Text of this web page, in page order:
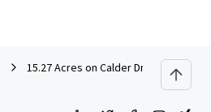
15.27 Acres on Calder Drive - League